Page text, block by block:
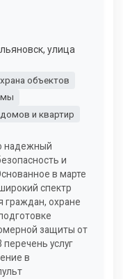
улица
объектов
и квартир
надежный
и
в марте
спектр
граждан, охране
защиты от
услуг
в